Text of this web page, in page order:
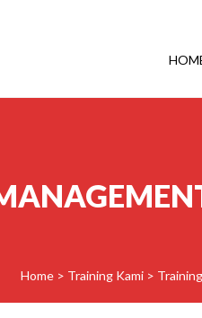
Home > Training Kami >